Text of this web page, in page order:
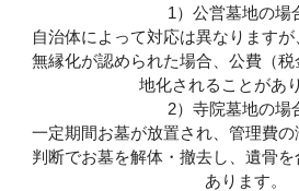
1）公営墓地の場
自治体によって対応は異なります
無縁化が認められた場合、公費（
地化されることがあ
2）寺院墓地の場
一定期間お墓が放置され、管理費
判断でお墓を解体・撤去し、遺骨
あります。